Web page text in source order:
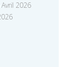
2026